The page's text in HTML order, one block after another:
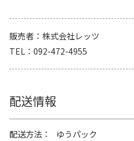
販売者
株式会社レッツ
TEL
092-472-4955
配送情報
配送方法
ゆうパック